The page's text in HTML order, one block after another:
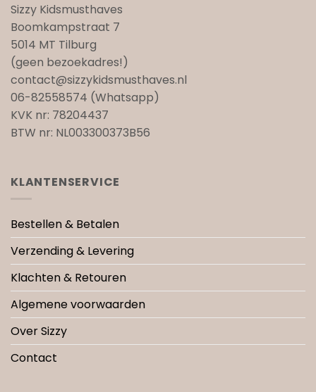
Sizzy Kidsmusthaves
Boomkampstraat 7
5014 MT Tilburg
(geen bezoekadres!)
contact@sizzykidsmusthaves.nl
06-82558574 (Whatsapp)
KVK nr: 78204437
BTW nr: NL003300373B56
KLANTENSERVICE
Bestellen & Betalen
Verzending & Levering
Klachten & Retouren
Algemene voorwaarden
Over Sizzy
Contact